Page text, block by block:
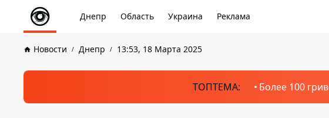
Днепр Область Украина Реклама
Новости Днепр 13:53, 18 Марта 2025
ТОПТЕМА: Более 100